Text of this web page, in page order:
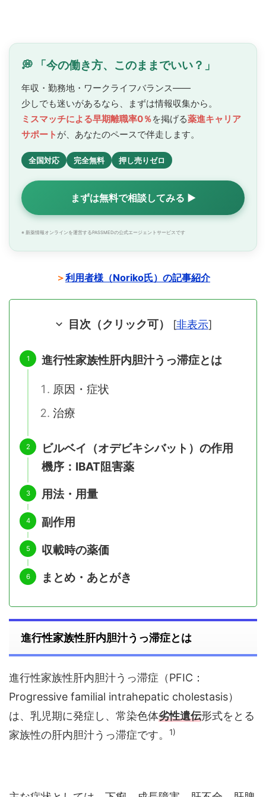
💭 「今の働き方、このままでいい？」
年収・勤務地・ワークライフバランス——
少しでも迷いがあるなら、まずは情報収集から。
ミスマッチによる早期離職率0％を掲げる薬進キャリア
サポート が、あなたのペースで伴走します。
全国対応 完全無料 押し売りゼロ
まずは無料で相談してみる ▶
※ 新薬情報オンラインを運営するPASSMEDの公式エージェントサービスです
＞利用者様（Noriko氏）の記事紹介
目次（クリック可） [非表示]
進行性家族性肝内胆汁うっ滞症とは
原因・症状
治療
ビルベイ（オデビキシバット）の作用
機序：IBAT阻害薬
用法・用量
副作用
収載時の薬価
まとめ・あとがき
進行性家族性肝内胆汁うっ滞症とは
進行性家族性肝内胆汁うっ滞症（PFIC：
Progressive familial intrahepatic cholestasis）
は、乳児期に発症し、常染色体劣性遺伝形式をとる
家族性の肝内胆汁うっ滞症です。
1)